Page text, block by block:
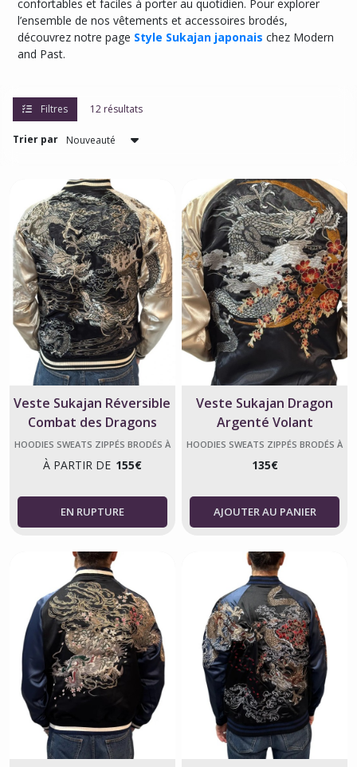
confortables et faciles à porter au quotidien. Pour explorer
l’ensemble de nos vêtements et accessoires brodés,
découvrez notre page Style Sukajan japonais chez Modern
and Past.
Filtres 12 résultats
Trier par
Veste Sukajan Réversible
Combat des Dragons
Argentés
HOODIES SWEATS ZIPPÉS BRODÉS À
CAPUCHE JAPONAIS SUKAJAN
À PARTIR DE 155€
Veste Sukajan Dragon
Argenté Volant
HOODIES SWEATS ZIPPÉS BRODÉS À
135€
AJOUTER AU PANIER
Afficher
les